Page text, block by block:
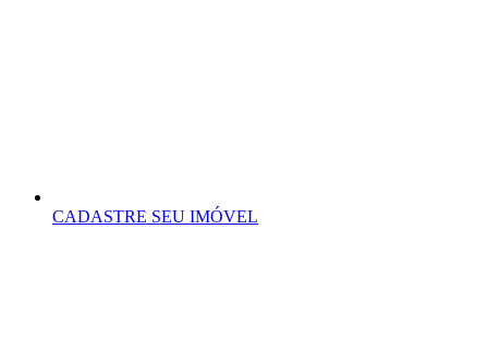
CADASTRE SEU IMÓVEL